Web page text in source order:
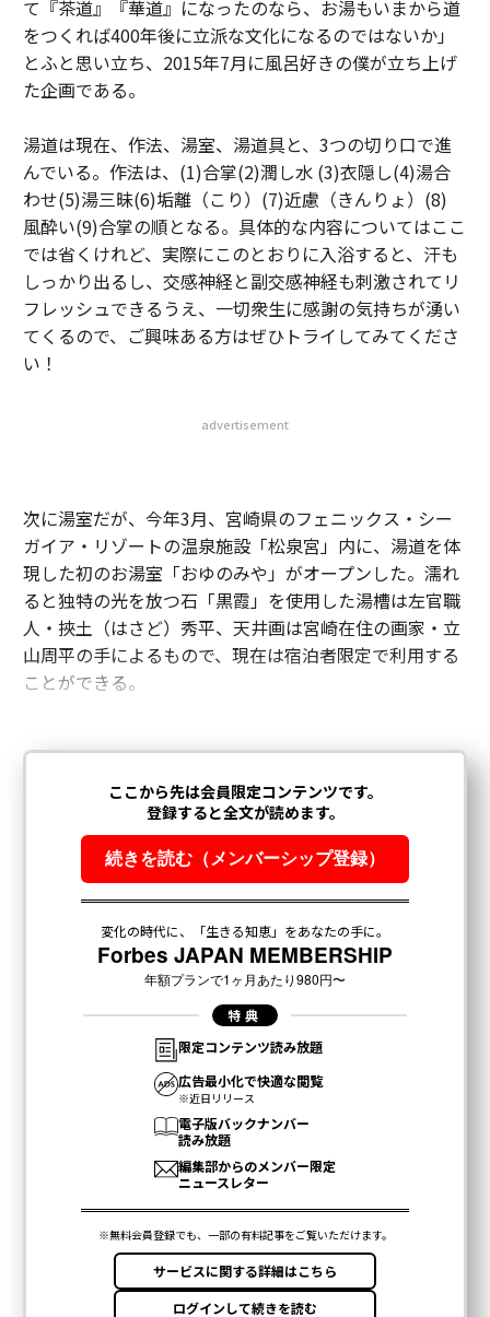
て『茶道』『華道』になったのなら、お湯もいまから道
をつくれば400年後に立派な文化になるのではないか」
とふと思い立ち、2015年7月に風呂好きの僕が立ち上げ
た企画である。
湯道は現在、作法、湯室、湯道具と、3つの切り口で進
んでいる。作法は、(1)合掌(2)潤し水 (3)衣隠し(4)湯合
わせ(5)湯三昧(6)垢離（こり）(7)近慮（きんりょ）(8)
風酔い(9)合掌の順となる。具体的な内容についてはここ
では省くけれど、実際にこのとおりに入浴すると、汗も
しっかり出るし、交感神経と副交感神経も刺激されてリ
フレッシュできるうえ、一切衆生に感謝の気持ちが湧い
てくるので、ご興味ある方はぜひトライしてみてくださ
い！
advertisement
次に湯室だが、今年3月、宮崎県のフェニックス・シー
ガイア・リゾートの温泉施設「松泉宮」内に、湯道を体
現した初のお湯室「おゆのみや」がオープンした。濡れ
ると独特の光を放つ石「黒霞」を使用した湯槽は左官職
人・挾土（はさど）秀平、天井画は宮崎在住の画家・立
山周平の手によるもので、現在は宿泊者限定で利用する
ことができる。